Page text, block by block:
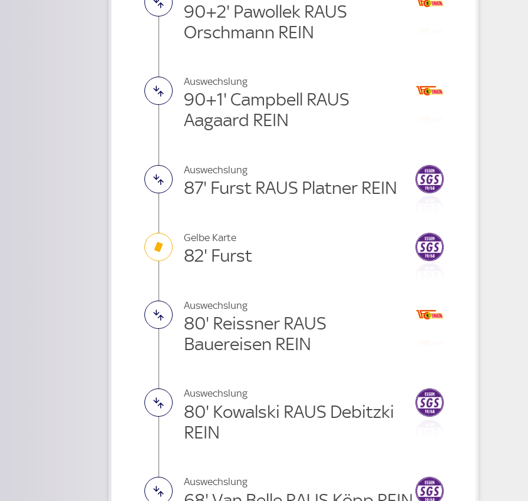
90+2' Pawollek RAUS
Orschmann REIN
Auswechslung
90+1' Campbell RAUS
Aagaard REIN
Auswechslung
87' Furst RAUS Platner REIN
Gelbe Karte
82' Furst
Auswechslung
80' Reissner RAUS
Bauereisen REIN
Auswechslung
80' Kowalski RAUS Debitzki
REIN
Auswechslung